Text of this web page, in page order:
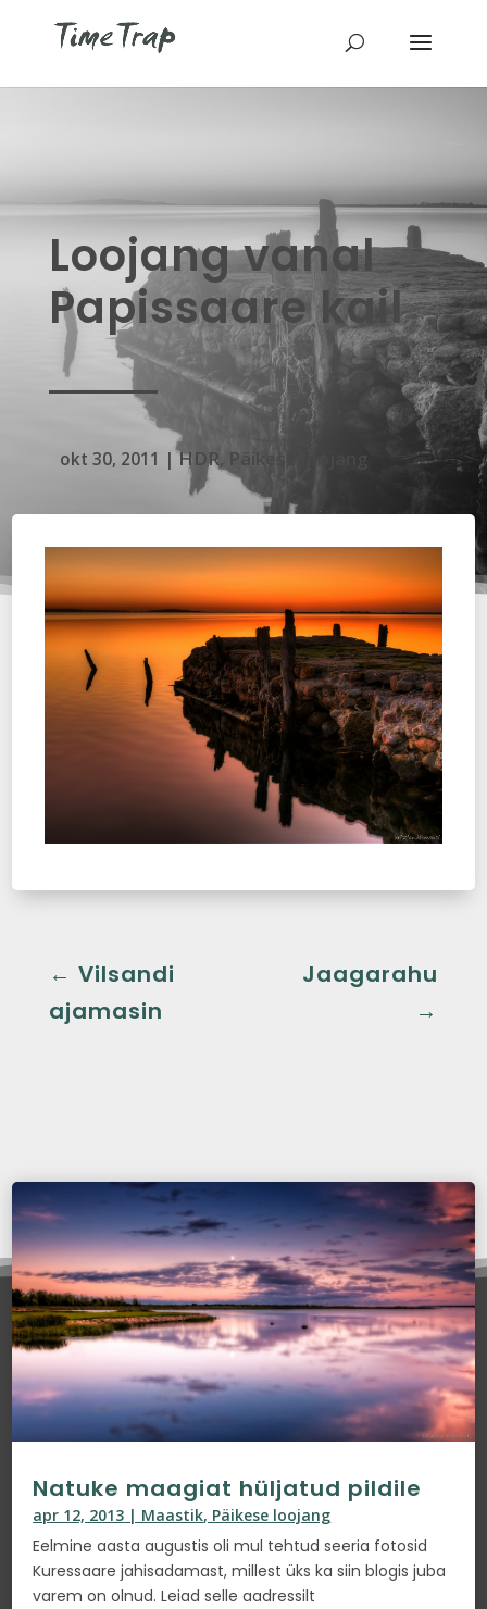
Loojang vanal
Papissaare kail
okt 30, 2011 | HDR, Päikese loojang
← Vilsandi
ajamasin
Jaagarahu
→
Natuke maagiat hüljatud pildile
apr 12, 2013 | Maastik, Päikese loojang
Eelmine aasta augustis oli mul tehtud seeria fotosid
Kuressaare jahisadamast, millest üks ka siin blogis juba
varem on olnud. Leiad selle aadressilt